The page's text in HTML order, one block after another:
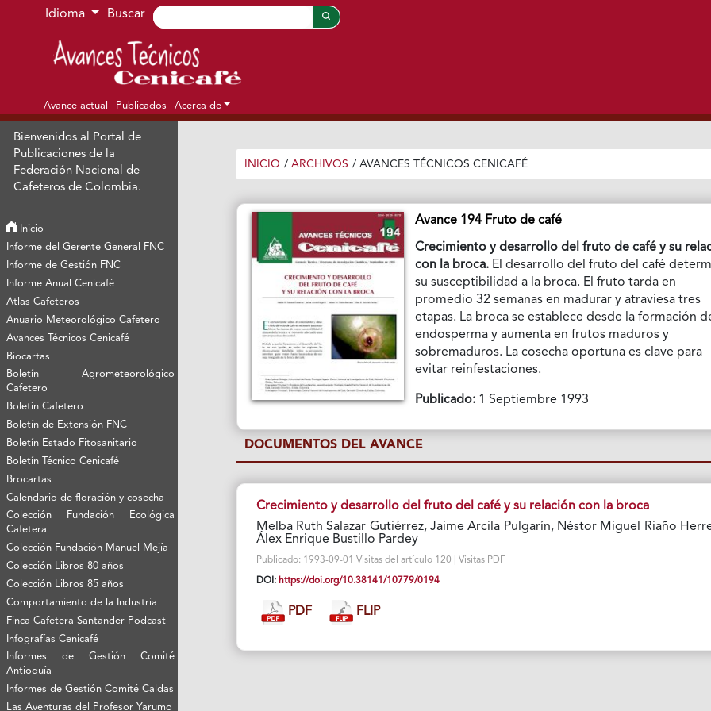
Ir al menú de navegación principal
Ir al contenido principal
Ir al pie de página del sitio
Idioma Buscar
Avance actual Publicados Acerca de
Bienvenidos al Portal de
Publicaciones de la
Federación Nacional de
Cafeteros de Colombia.
Inicio
Informe del Gerente General FNC
Informe de Gestión FNC
Informe Anual Cenicafé
Atlas Cafeteros
Anuario Meteorológico Cafetero
Avances Técnicos Cenicafé
Biocartas
Boletín Agrometeorológico
Cafetero
Boletín Cafetero
Boletín de Extensión FNC
Boletín Estado Fitosanitario
Boletín Técnico Cenicafé
Brocartas
Calendario de floración y cosecha
Colección Fundación Ecológica
Cafetera
Colección Fundación Manuel Mejía
Colección Libros 80 años
Colección Libros 85 años
Comportamiento de la Industria
Finca Cafetera Santander Podcast
Infografías Cenicafé
Informes de Gestión Comité
Antioquía
Informes de Gestión Comité Caldas
Las Aventuras del Profesor Yarumo
INICIO / ARCHIVOS / AVANCES TÉCNICOS CENICAFÉ
Avance 194 Fruto de café
Crecimiento y desarrollo del fruto de café y su
con la broca. El desarrollo del fruto del café
su susceptibilidad a la broca. El fruto tarda en
promedio 32 semanas en madurar y atraviesa tres
etapas. La broca se establece desde la formación
endosperma y aumenta en frutos maduros y
sobremaduros. La cosecha oportuna es clave para
evitar reinfestaciones.
Publicado: 1 Septiembre 1993
DOCUMENTOS DEL AVANCE
Crecimiento y desarrollo del fruto del café y su relación con la broca
Melba Ruth Salazar Gutiérrez, Jaime Arcila Pulgarín, Néstor Miguel Riaño
Álex Enrique Bustillo Pardey
Publicado: 1993-09-01 Visitas del artículo 120 | Visitas PDF
DOI: https://doi.org/10.38141/10779/0194
PDF FLIP